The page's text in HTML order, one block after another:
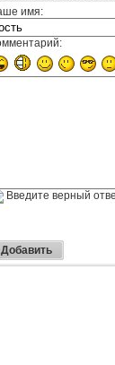
имя:
Введите верный